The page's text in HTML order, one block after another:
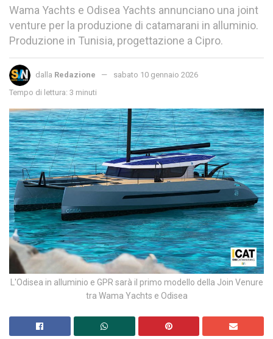
Wama Yachts e Odisea Yachts annunciano una joint
venture per la produzione di catamarani in alluminio.
Produzione in Tunisia, progettazione a Cipro.
dalla Redazione
sabato 10 gennaio 2026
Tempo di lettura: 3 minuti
L'Odisea in alluminio e GPR sarà il primo modello della Join Venure
tra Wama Yachts e Odisea